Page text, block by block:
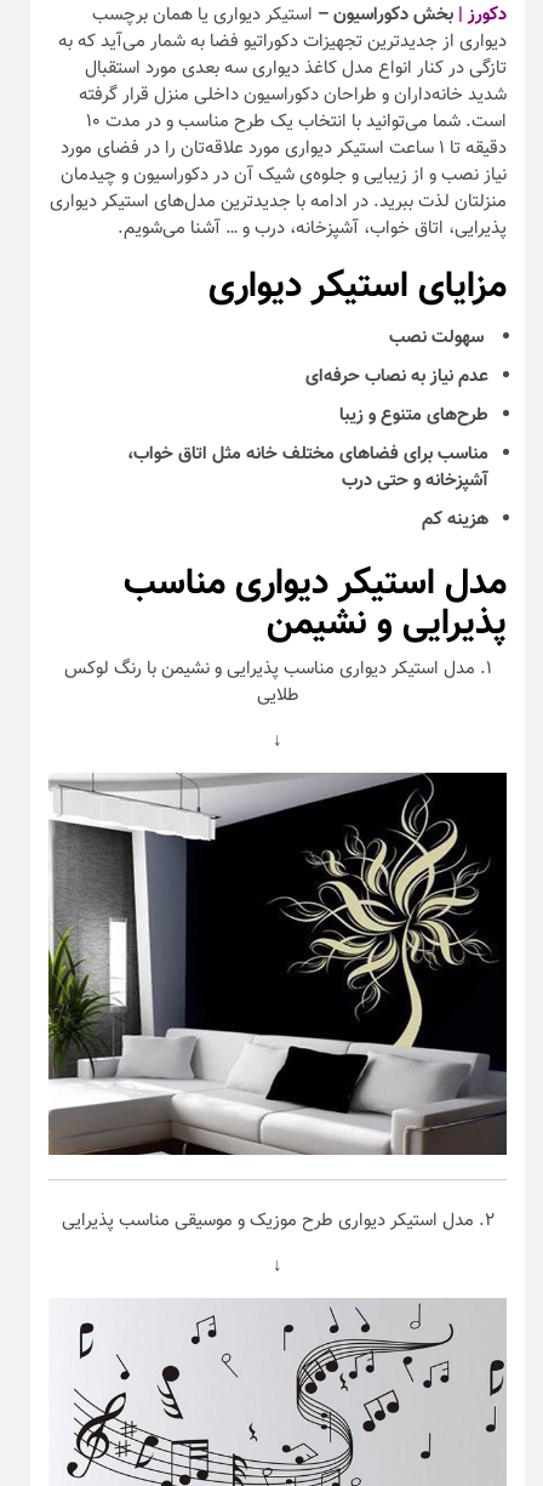
دکورز | بخش دکوراسیون – استیکر دیواری یا همان برچسب
دیواری از جدیدترین تجهیزات دکوراتیو فضا به شمار می‌آید که به
تازگی در کنار انواع مدل کاغذ دیواری سه بعدی مورد استقبال
شدید خانه‌داران و طراحان دکوراسیون داخلی منزل قرار گرفته
است. شما می‌توانید با انتخاب یک طرح مناسب و در مدت ۱۰
دقیقه تا ۱ ساعت استیکر دیواری مورد علاقه‌تان را در فضای مورد
نیاز نصب و از زیبایی و جلوه‌ی شیک آن در دکوراسیون و چیدمان
منزلتان لذت ببرید. در ادامه با جدیدترین مدل‌های استیکر دیواری
پذیرایی، اتاق خواب، آشپزخانه،‌ درب و … آشنا می‌شویم.
مزایای استیکر دیواری
سهولت نصب
عدم نیاز به نصاب حرفه‌ای
طرح‌های متنوع و زیبا
مناسب برای فضاهای مختلف خانه مثل اتاق خواب،
آشپزخانه و حتی درب
هزینه کم
مدل استیکر دیواری مناسب
پذیرایی و نشیمن
۱. مدل استیکر دیواری مناسب پذیرایی و نشیمن با رنگ لوکس
طلایی
↓
۲. مدل استیکر دیواری طرح موزیک و موسیقی مناسب پذیرایی
↓